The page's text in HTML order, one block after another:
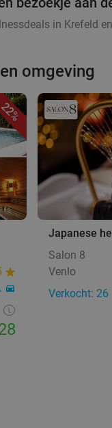
in Krefeld
omgeving
Japanese
Salon 8
Venlo
Verkocht: 26